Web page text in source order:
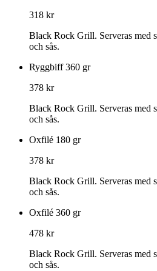
318 kr
Black Rock Grill. Serveras med
och sås.
Ryggbiff 360 gr
378 kr
Black Rock Grill. Serveras med
och sås.
Oxfilé 180 gr
378 kr
Black Rock Grill. Serveras med
och sås.
Oxfilé 360 gr
478 kr
Black Rock Grill. Serveras med
och sås.